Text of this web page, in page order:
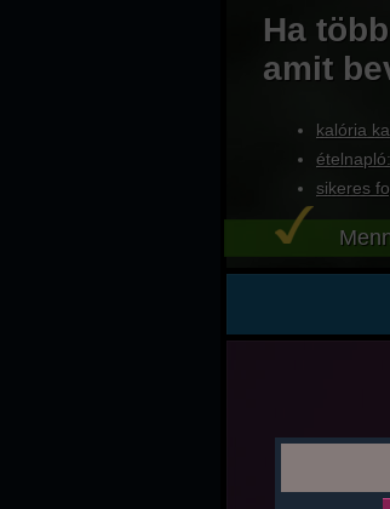
Ha
amit
kalória
ételnapló:
sikeres